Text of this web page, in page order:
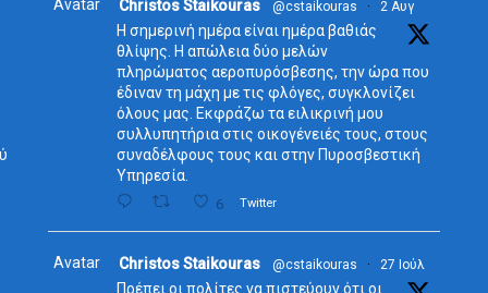
Avatar Christos Staikouras @cstaikouras · 2 Αυγ
Η σημερινή ημέρα είναι ημέρα βαθιάς
θλίψης. Η απώλεια δύο μελών
πληρώματος αεροπυρόσβεσης, την ώρα που
έδιναν τη μάχη με τις φλόγες, συγκλονίζει
όλους μας. Εκφράζω τα ειλικρινή μου
συλλυπητήρια στις οικογένειές τους, στους
συναδέλφους τους και στην Πυροσβεστική
Υπηρεσία.
6 Twitter
Avatar Christos Staikouras @cstaikouras · 27 Ιούλ
Πρέπει οι πολίτες να πιστεύουν ότι οι